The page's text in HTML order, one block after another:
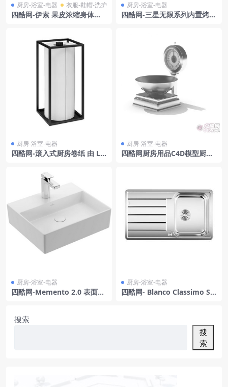
厨房-浴室-电器 衣服-鞋帽-洗护
四酷网-伊索 果皮浓缩身体乳
厨房-浴室-电器
四酷网-三星无限系列内置烤箱
厨房-浴室-电器
四酷网-滚入式厨房卷纸 由 La
厨房-浴室-电器
四酷网厨房用品C4D模型厨房
厨房-浴室-电器
四酷网-Memento 2.0 表面安
3D模型 由 Villeroy&Boch
厨房-浴室-电器
四酷网- Blanco Classimo S
搜索
搜
索